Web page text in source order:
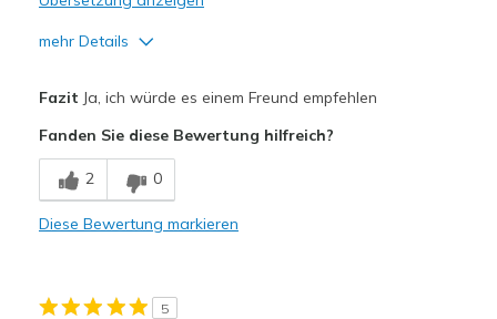
mehr Details
Breathe Well
Comfortable
Fazit Ja, ich würde es einem Freund empfehlen
Fanden Sie diese Bewertung hilfreich?
2 0
Diese Bewertung markieren
5